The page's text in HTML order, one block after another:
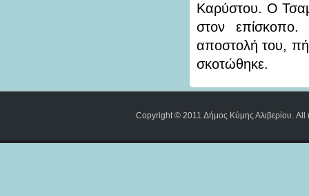
Καρύστου. Ο
στον
αποστολή του,
σκοτώθηκε.
Copyright © 2011 Δήμος Κύμης Αλιβερίου.